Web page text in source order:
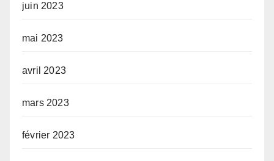
juin 2023
mai 2023
avril 2023
mars 2023
février 2023